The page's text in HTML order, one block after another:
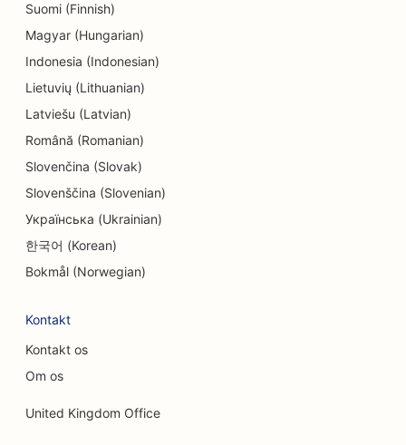
SEO for endodontister
SEO for underholdning og fritid
SEO for Escape Rooms
EO til etniske restauranter
SEO for ansigtsløftningstjenester
SEO for familierestauranter
SEO for finansielle planlæggere
SEO for fine restauranter
SEO for finansielle tjenester
Suomi (Finnish)
Magyar (Hungarian)
Indonesia (Indonesian)
Lietuvių (Lithuanian)
Latviešu (Latvian)
Română (Romanian)
Slovenčina (Slovak)
Slovenščina (Slovenian)
Українська (Ukrainian)
한국어 (Korean)
Bokmål (Norwegian)
Kontakt
Kontakt os
Om os
United Kingdom Office